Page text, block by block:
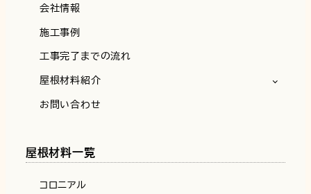
会社情報
施工事例
工事完了までの流れ
屋根材料紹介
お問い合わせ
屋根材料一覧
コロニアル